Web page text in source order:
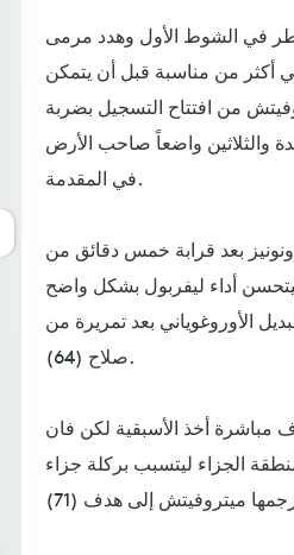
في الشوط الأول وهدد مرمى
أكثر من مناسبة قبل أن يتمكن
من افتتاح التسجيل بضربة
والثلاثين واضعاً صاحب الأرض
في المقدمة.
بعد قرابة خمس دقائق من
أداء ليفربول بشكل واضح
الأوروغوياني بعد تمريرة من
صلاح (64).
مباشرة أخذ الأسبقية لكن فان
الجزاء ليتسبب بركلة جزاء